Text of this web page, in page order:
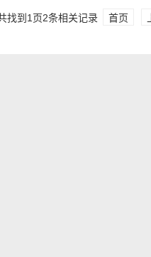
找到 1 页2条相关记录 首页